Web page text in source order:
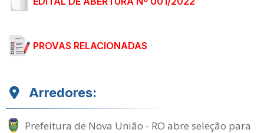
PROVAS RELACIONADAS
Arredores:
Prefeitura de Nova União - RO abre seleção para